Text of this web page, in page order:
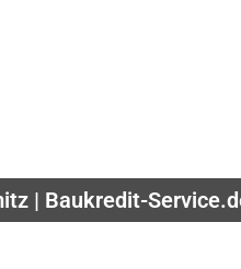
| Baukredit-